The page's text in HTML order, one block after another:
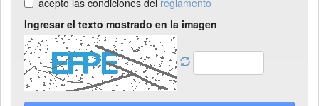
acepto las condiciones del reglamento
Ingresar el texto mostrado en la imagen